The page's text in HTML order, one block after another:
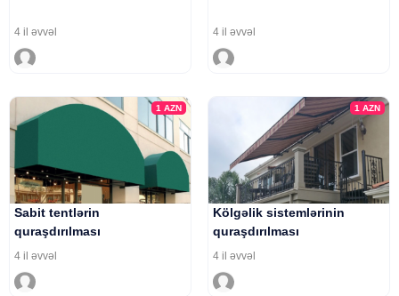
4 il əvvəl 4 il əvvəl
1AZN
Sabit tentlərin
quraşdırılması
4 il əvvəl
1 AZN
Kölgəlik sistemlərinin
quraşdırılması
4 il əvvəl